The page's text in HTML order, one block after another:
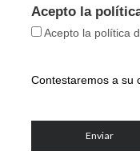
Acepto la
Acepto la política
Contestaremos a su